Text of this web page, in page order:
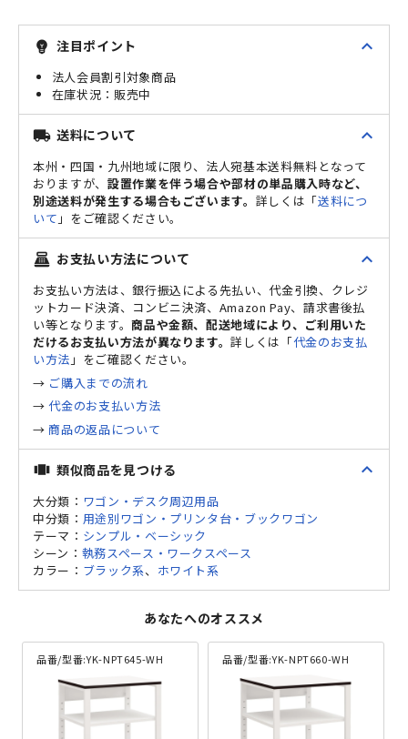
emoji_objects 注目ポイント expand_less
法人会員割引対象商品
販売中
local_shipping 送料について expand_less
本州・四国・九州地域に限り、法人宛基本送料無料となって
おりますが、 設置作業を伴う場合や部材の単品購入時など、
別途送料が発生する場合もございます。 詳しくは「送料につ
いて 」をご確認ください。
point_of_sale お支払い方法について expand_less
お支払い方法は、銀行振込による先払い、代金引換、クレジ
ットカード決済、コンビニ決済、Amazon Pay、請求書後払
い等となります。商品や金額、配送地域により、ご利用いた
だけるお支払い方法が異なります。詳しくは「代金のお支払
い方法 」をご確認ください。
→ ご購入までの流れ
→代金のお支払い方法
→ 商品の返品について
view_carousel 類似商品を見つける expand_less
大分類： ワゴン・デスク周辺用品
中分類： 用途別ワゴン・プリンタ台・ブックワゴン
テーマ： シンプル・ベーシック
シーン： 執務スペース・ワークスペース
カラー： ブラック系、 ホワイト系
あなたへのオススメ
品番/型番:YK-NPT645-WH 品番/型番:YK-NPT660-WH